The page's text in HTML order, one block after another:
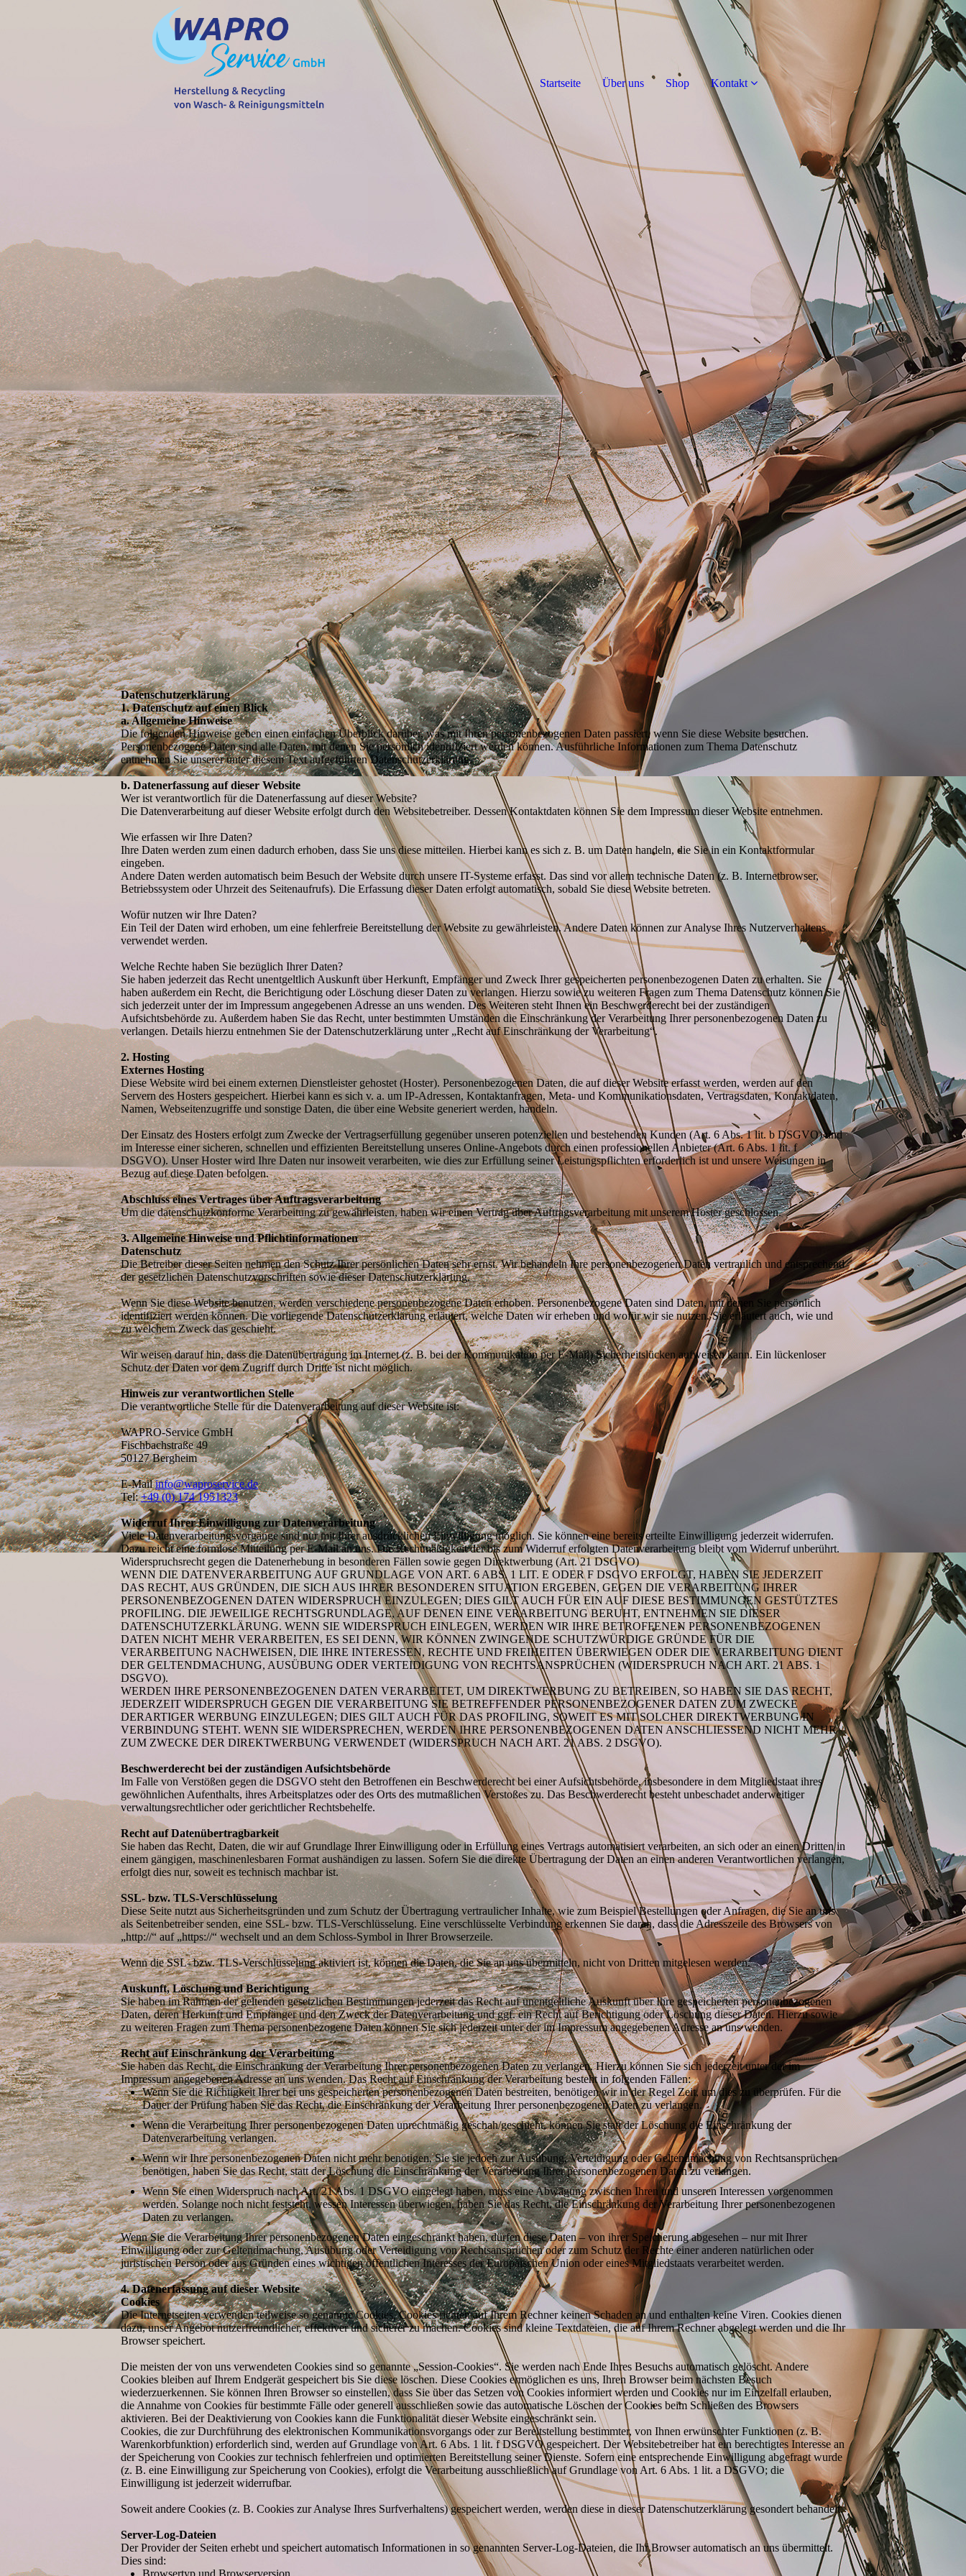
Startseite Über uns Shop Kontakt
Datenschutzerklärung
1. Datenschutz auf einen Blick
a. Allgemeine Hinweise
Die folgenden Hinweise geben einen einfachen Überblick darüber, was mit Ihren personenbezogenen Daten passiert, wenn Sie diese Website besuchen.
Personenbezogene Daten sind alle Daten, mit denen Sie persönlich identifiziert werden können. Ausführliche Informationen zum Thema Datenschutz
entnehmen Sie unserer unter diesem Text aufgeführten Datenschutzerklärung.
b. Datenerfassung auf dieser Website
Wer ist verantwortlich für die Datenerfassung auf dieser Website?
Die Datenverarbeitung auf dieser Website erfolgt durch den Websitebetreiber. Dessen Kontaktdaten können Sie dem Impressum dieser Website entnehmen.
Wie erfassen wir Ihre Daten?
Ihre Daten werden zum einen dadurch erhoben, dass Sie uns diese mitteilen. Hierbei kann es sich z. B. um Daten handeln, die Sie in ein Kontaktformular
eingeben.
Andere Daten werden automatisch beim Besuch der Website durch unsere IT-Systeme erfasst. Das sind vor allem technische Daten (z. B. Internetbrowser,
Betriebssystem oder Uhrzeit des Seitenaufrufs). Die Erfassung dieser Daten erfolgt automatisch, sobald Sie diese Website betreten.
Wofür nutzen wir Ihre Daten?
Ein Teil der Daten wird erhoben, um eine fehlerfreie Bereitstellung der Website zu gewährleisten. Andere Daten können zur Analyse Ihres Nutzerverhaltens
verwendet werden.
Welche Rechte haben Sie bezüglich Ihrer Daten?
Sie haben jederzeit das Recht unentgeltlich Auskunft über Herkunft, Empfänger und Zweck Ihrer gespeicherten personenbezogenen Daten zu erhalten. Sie
haben außerdem ein Recht, die Berichtigung oder Löschung dieser Daten zu verlangen. Hierzu sowie zu weiteren Fragen zum Thema Datenschutz können Sie
sich jederzeit unter der im Impressum angegebenen Adresse an uns wenden. Des Weiteren steht Ihnen ein Beschwerderecht bei der zuständigen
Aufsichtsbehörde zu. Außerdem haben Sie das Recht, unter bestimmten Umständen die Einschränkung der Verarbeitung Ihrer personenbezogenen Daten zu
verlangen. Details hierzu entnehmen Sie der Datenschutzerklärung unter „Recht auf Einschränkung der Verarbeitung“.
2. Hosting
Externes Hosting
Diese Website wird bei einem externen Dienstleister gehostet (Hoster). Personenbezogenen Daten, die auf dieser Website erfasst werden, werden auf den
Servern des Hosters gespeichert. Hierbei kann es sich v. a. um IP-Adressen, Kontaktanfragen, Meta- und Kommunikationsdaten, Vertragsdaten, Kontaktdaten,
Namen, Webseitenzugriffe und sonstige Daten, die über eine Website generiert werden, handeln.
Der Einsatz des Hosters erfolgt zum Zwecke der Vertragserfüllung gegenüber unseren potenziellen und bestehenden Kunden (Art. 6 Abs. 1 lit. b DSGVO) und
im Interesse einer sicheren, schnellen und effizienten Bereitstellung unseres Online-Angebots durch einen professionellen Anbieter (Art. 6 Abs. 1 lit. f
DSGVO). Unser Hoster wird Ihre Daten nur insoweit verarbeiten, wie dies zur Erfüllung seiner Leistungspflichten erforderlich ist und unsere Weisungen in
Bezug auf diese Daten befolgen.
Abschluss eines Vertrages über Auftragsverarbeitung
Um die datenschutzkonforme Verarbeitung zu gewährleisten, haben wir einen Vertrag über Auftragsverarbeitung mit unserem Hoster geschlossen.
3. Allgemeine Hinweise und Pflichtinformationen
Datenschutz
Die Betreiber dieser Seiten nehmen den Schutz Ihrer persönlichen Daten sehr ernst. Wir behandeln Ihre personenbezogenen Daten vertraulich und entsprechend
der gesetzlichen Datenschutzvorschriften sowie dieser Datenschutzerklärung.
Wenn Sie diese Website benutzen, werden verschiedene personenbezogene Daten erhoben. Personenbezogene Daten sind Daten, mit denen Sie persönlich
identifiziert werden können. Die vorliegende Datenschutzerklärung erläutert, welche Daten wir erheben und wofür wir sie nutzen. Sie erläutert auch, wie und
zu welchem Zweck das geschieht.
Wir weisen darauf hin, dass die Datenübertragung im Internet (z. B. bei der Kommunikation per E-Mail) Sicherheitslücken aufweisen kann. Ein lückenloser
Schutz der Daten vor dem Zugriff durch Dritte ist nicht möglich.
Hinweis zur verantwortlichen Stelle
Die verantwortliche Stelle für die Datenverarbeitung auf dieser Website ist:
WAPRO-Service GmbH
Fischbachstraße 49
50127 Bergheim
E-Mailinfo@waproservice.de
Tel:+49 (0) 174 1951323
Widerruf Ihrer Einwilligung zur Datenverarbeitung
Viele Datenverarbeitungsvorgänge sind nur mit Ihrer ausdrücklichen Einwilligung möglich. Sie können eine bereits erteilte Einwilligung jederzeit widerrufen.
Dazu reicht eine formlose Mitteilung per E-Mail an uns. Die Rechtmäßigkeit der bis zum Widerruf erfolgten Datenverarbeitung bleibt vom Widerruf unberührt.
Widerspruchsrecht gegen die Datenerhebung in besonderen Fällen sowie gegen Direktwerbung (Art. 21 DSGVO)
WENN DIE DATENVERARBEITUNG AUF GRUNDLAGE VON ART. 6 ABS. 1 LIT. E ODER F DSGVO ERFOLGT, HABEN SIE JEDERZEIT
DAS RECHT, AUS GRÜNDEN, DIE SICH AUS IHRER BESONDEREN SITUATION ERGEBEN, GEGEN DIE VERARBEITUNG IHRER
PERSONENBEZOGENEN DATEN WIDERSPRUCH EINZULEGEN; DIES GILT AUCH FÜR EIN AUF DIESE BESTIMMUNGEN GESTÜTZTES
PROFILING. DIE JEWEILIGE RECHTSGRUNDLAGE, AUF DENEN EINE VERARBEITUNG BERUHT, ENTNEHMEN SIE DIESER
DATENSCHUTZERKLÄRUNG. WENN SIE WIDERSPRUCH EINLEGEN, WERDEN WIR IHRE BETROFFENEN PERSONENBEZOGENEN
DATEN NICHT MEHR VERARBEITEN, ES SEI DENN, WIR KÖNNEN ZWINGENDE SCHUTZWÜRDIGE GRÜNDE FÜR DIE
VERARBEITUNG NACHWEISEN, DIE IHRE INTERESSEN, RECHTE UND FREIHEITEN ÜBERWIEGEN ODER DIE VERARBEITUNG DIENT
DER GELTENDMACHUNG, AUSÜBUNG ODER VERTEIDIGUNG VON RECHTSANSPRÜCHEN (WIDERSPRUCH NACH ART. 21 ABS. 1
DSGVO).
WERDEN IHRE PERSONENBEZOGENEN DATEN VERARBEITET, UM DIREKTWERBUNG ZU BETREIBEN, SO HABEN SIE DAS RECHT,
JEDERZEIT WIDERSPRUCH GEGEN DIE VERARBEITUNG SIE BETREFFENDER PERSONENBEZOGENER DATEN ZUM ZWECKE
DERARTIGER WERBUNG EINZULEGEN; DIES GILT AUCH FÜR DAS PROFILING, SOWEIT ES MIT SOLCHER DIREKTWERBUNG IN
VERBINDUNG STEHT. WENN SIE WIDERSPRECHEN, WERDEN IHRE PERSONENBEZOGENEN DATEN ANSCHLIESSEND NICHT MEHR
ZUM ZWECKE DER DIREKTWERBUNG VERWENDET (WIDERSPRUCH NACH ART. 21 ABS. 2 DSGVO).
Beschwerderecht bei der zuständigen Aufsichtsbehörde
Im Falle von Verstößen gegen die DSGVO steht den Betroffenen ein Beschwerderecht bei einer Aufsichtsbehörde, insbesondere in dem Mitgliedstaat ihres
gewöhnlichen Aufenthalts, ihres Arbeitsplatzes oder des Orts des mutmaßlichen Verstoßes zu. Das Beschwerderecht besteht unbeschadet anderweitiger
verwaltungsrechtlicher oder gerichtlicher Rechtsbehelfe.
Recht auf Datenübertragbarkeit
Sie haben das Recht, Daten, die wir auf Grundlage Ihrer Einwilligung oder in Erfüllung eines Vertrags automatisiert verarbeiten, an sich oder an einen Dritten in
einem gängigen, maschinenlesbaren Format aushändigen zu lassen. Sofern Sie die direkte Übertragung der Daten an einen anderen Verantwortlichen verlangen,
erfolgt dies nur, soweit es technisch machbar ist.
SSL- bzw. TLS-Verschlüsselung
Diese Seite nutzt aus Sicherheitsgründen und zum Schutz der Übertragung vertraulicher Inhalte, wie zum Beispiel Bestellungen oder Anfragen, die Sie an uns
als Seitenbetreiber senden, eine SSL- bzw. TLS-Verschlüsselung. Eine verschlüsselte Verbindung erkennen Sie daran, dass die Adresszeile des Browsers von
„http://“ auf „https://“ wechselt und an dem Schloss-Symbol in Ihrer Browserzeile.
Wenn die SSL- bzw. TLS-Verschlüsselung aktiviert ist, können die Daten, die Sie an uns übermitteln, nicht von Dritten mitgelesen werden.
Auskunft, Löschung und Berichtigung
Sie haben im Rahmen der geltenden gesetzlichen Bestimmungen jederzeit das Recht auf unentgeltliche Auskunft über Ihre gespeicherten personenbezogenen
Daten, deren Herkunft und Empfänger und den Zweck der Datenverarbeitung und ggf. ein Recht auf Berichtigung oder Löschung dieser Daten. Hierzu sowie
zu weiteren Fragen zum Thema personenbezogene Daten können Sie sich jederzeit unter der im Impressum angegebenen Adresse an uns wenden.
Recht auf Einschränkung der Verarbeitung
Sie haben das Recht, die Einschränkung der Verarbeitung Ihrer personenbezogenen Daten zu verlangen. Hierzu können Sie sich jederzeit unter der im
Impressum angegebenen Adresse an uns wenden. Das Recht auf Einschränkung der Verarbeitung besteht in folgenden Fällen:
Wenn Sie die Richtigkeit Ihrer bei uns gespeicherten personenbezogenen Daten bestreiten, benötigen wir in der Regel Zeit, um dies zu überprüfen. Für die
Dauer der Prüfung haben Sie das Recht, die Einschränkung der Verarbeitung Ihrer personenbezogenen Daten zu verlangen.
Wenn die Verarbeitung Ihrer personenbezogenen Daten unrechtmäßig geschah/geschieht, können Sie statt der Löschung die Einschränkung der
Datenverarbeitung verlangen.
Wenn wir Ihre personenbezogenen Daten nicht mehr benötigen, Sie sie jedoch zur Ausübung, Verteidigung oder Geltendmachung von Rechtsansprüchen
benötigen, haben Sie das Recht, statt der Löschung die Einschränkung der Verarbeitung Ihrer personenbezogenen Daten zu verlangen.
Wenn Sie einen Widerspruch nach Art. 21 Abs. 1 DSGVO eingelegt haben, muss eine Abwägung zwischen Ihren und unseren Interessen vorgenommen
werden. Solange noch nicht feststeht, wessen Interessen überwiegen, haben Sie das Recht, die Einschränkung der Verarbeitung Ihrer personenbezogenen
Daten zu verlangen.
Wenn Sie die Verarbeitung Ihrer personenbezogenen Daten eingeschränkt haben, dürfen diese Daten – von ihrer Speicherung abgesehen – nur mit Ihrer
Einwilligung oder zur Geltendmachung, Ausübung oder Verteidigung von Rechtsansprüchen oder zum Schutz der Rechte einer anderen natürlichen oder
juristischen Person oder aus Gründen eines wichtigen öffentlichen Interesses der Europäischen Union oder eines Mitgliedstaats verarbeitet werden.
4. Datenerfassung auf dieser Website
Cookies
Die Internetseiten verwenden teilweise so genannte Cookies. Cookies richten auf Ihrem Rechner keinen Schaden an und enthalten keine Viren. Cookies dienen
dazu, unser Angebot nutzerfreundlicher, effektiver und sicherer zu machen. Cookies sind kleine Textdateien, die auf Ihrem Rechner abgelegt werden und die Ihr
Browser speichert.
Die meisten der von uns verwendeten Cookies sind so genannte „Session-Cookies“. Sie werden nach Ende Ihres Besuchs automatisch gelöscht. Andere
Cookies bleiben auf Ihrem Endgerät gespeichert bis Sie diese löschen. Diese Cookies ermöglichen es uns, Ihren Browser beim nächsten Besuch
wiederzuerkennen. Sie können Ihren Browser so einstellen, dass Sie über das Setzen von Cookies informiert werden und Cookies nur im Einzelfall erlauben,
die Annahme von Cookies für bestimmte Fälle oder generell ausschließen sowie das automatische Löschen der Cookies beim Schließen des Browsers
aktivieren. Bei der Deaktivierung von Cookies kann die Funktionalität dieser Website eingeschränkt sein.
Cookies, die zur Durchführung des elektronischen Kommunikationsvorgangs oder zur Bereitstellung bestimmter, von Ihnen erwünschter Funktionen (z. B.
Warenkorbfunktion) erforderlich sind, werden auf Grundlage von Art. 6 Abs. 1 lit. f DSGVO gespeichert. Der Websitebetreiber hat ein berechtigtes Interesse an
der Speicherung von Cookies zur technisch fehlerfreien und optimierten Bereitstellung seiner Dienste. Sofern eine entsprechende Einwilligung abgefragt wurde
(z. B. eine Einwilligung zur Speicherung von Cookies), erfolgt die Verarbeitung ausschließlich auf Grundlage von Art. 6 Abs. 1 lit. a DSGVO; die
Einwilligung ist jederzeit widerrufbar.
Soweit andere Cookies (z. B. Cookies zur Analyse Ihres Surfverhaltens) gespeichert werden, werden diese in dieser Datenschutzerklärung gesondert behandelt.
Server-Log-Dateien
Der Provider der Seiten erhebt und speichert automatisch Informationen in so genannten Server-Log-Dateien, die Ihr Browser automatisch an uns übermittelt.
Dies sind:
Browsertyp und Browserversion